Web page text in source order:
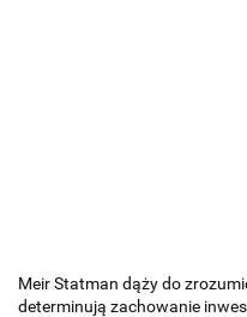
Meir Statman dąży do
determinują zachowanie